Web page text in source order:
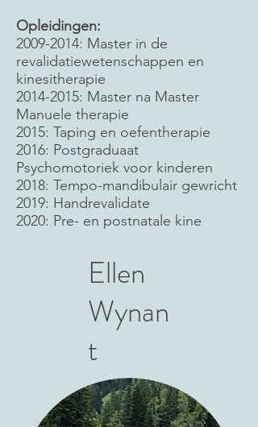
Opleidingen:
2009-2014: Master in de
revalidatiewetenschappen en
kinesitherapie
2014-2015: Master na Master
Manuele therapie
2015: Taping en oefentherapie
2016: Postgraduaat
Psychomotoriek voor kinderen
2018: Tempo-mandibulair gewricht
2019: Handrevalidate
2020: Pre- en postnatale kine
Ellen
Wynan
t